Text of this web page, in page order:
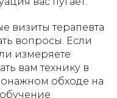
визиты терапевта
вопросы. Если
измеряете
вам технику в
обходе на